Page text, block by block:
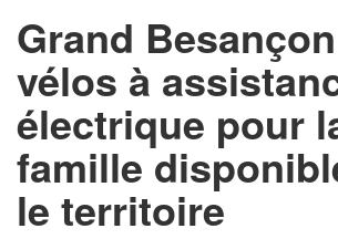
Grand
vélos à
électrique pour
famille
le territoire